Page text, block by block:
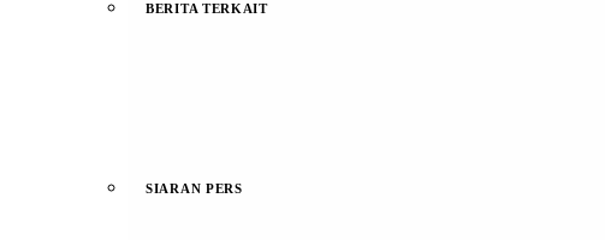
BERITA TERKAIT
SIARAN PERS